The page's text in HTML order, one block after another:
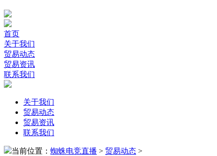
首页
关于我们
贸易动态
贸易资讯
联系我们
关于我们
贸易动态
贸易资讯
联系我们
当前位置： 蜘蛛电竞直播 > 贸易动态 >